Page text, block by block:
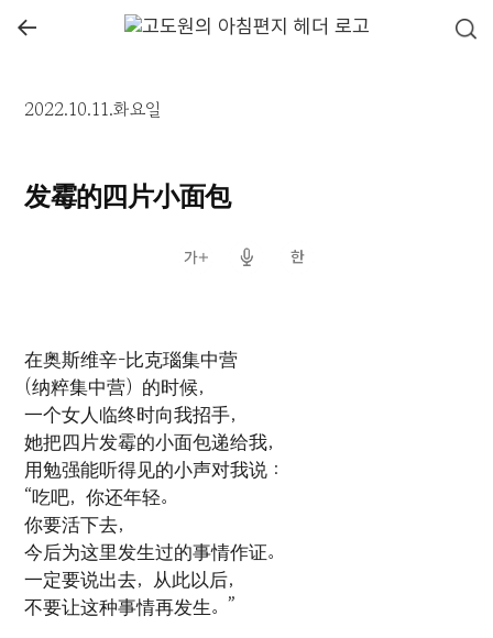
←
2022.10.11.화요일
发霉的四片小面包
在奥斯维辛-比克瑙集中营
(纳粹集中营）的时候，
一个女人临终时向我招手，
她把四片发霉的小面包递给我，
用勉强能听得见的小声对我说：
“吃吧，你还年轻。
你要活下去，
今后为这里发生过的事情作证。
一定要说出去，从此以后，
不要让这种事情再发生。”